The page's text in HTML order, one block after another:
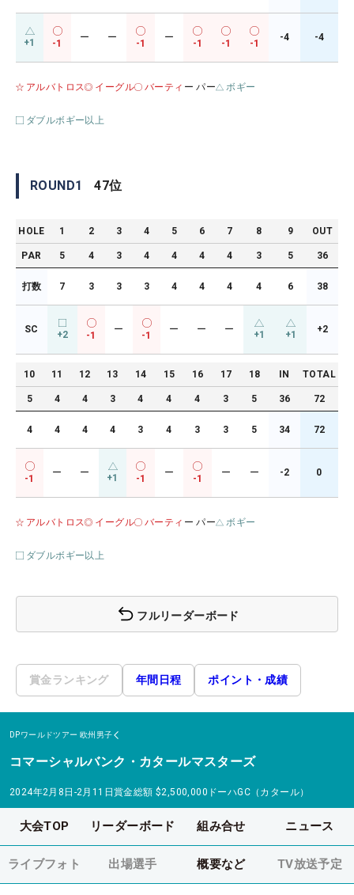
+1 -1
ー ー
-1
ー
-1 -1 -1
-4 -4
アルバトロス イーグル バーティ ー パー ボギー
ダブルボギー以上
ROUND1 47位
HOLE 1 2 3 4 5 6 7 8 9 OUT
PAR 5 4 3 4 4 4 4 3 5 36
打数 7 3 3 3 4 4 4 4 6 38
SC +2 -1
ー
-1
ー ー ー +1 +1 +2
10 11 12 13 14 15 16 17 18 IN TOTAL
5 4 4 3 4 4 4 3 5 36 72
4 4 4 4 3 4 3 3 5 34 72
-1
ー ー +1 -1
ー
-1
ー ー -2 0
アルバトロス イーグル バーティ ー パー ボギー
ダブルボギー以上
フルリーダーボード
賞金ランキング 年間日程 ポイント・成績
DPワールドツアー 欧州男子
コマーシャルバンク・カタールマスターズ
2024年2月8日-2月11日賞金総額 $2,500,000 ドーハGC（カタール）
大会TOP リーダーボード 組み合せ ニュース
ライブフォト 出場選手 概要など TV放送予定